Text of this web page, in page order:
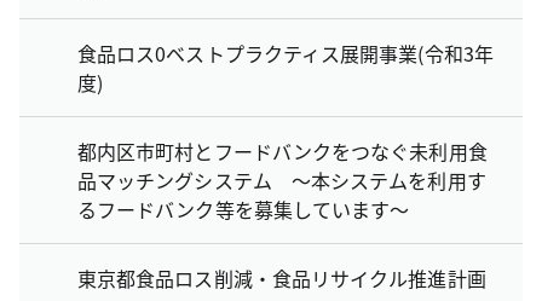
食品ロス0ベストプラクティス展開事業(令和3年
度)
都内区市町村とフードバンクをつなぐ未利用食
品マッチングシステム ～本システムを利用す
るフードバンク等を募集しています～
東京都食品ロス削減・食品リサイクル推進計画